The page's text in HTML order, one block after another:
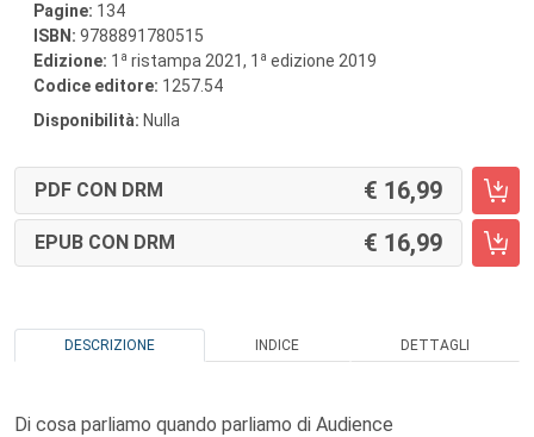
Pagine: 134
ISBN: 9788891780515
Edizione: 1 a ristampa 2021, 1 a edizione 2019
Codice editore: 1257.54
Disponibilità: Nulla
PDF CON DRM 16,99
EPUB CON DRM 16,99
DESCRIZIONE INDICE DETTAGLI
Di cosa parliamo quando parliamo di Audience